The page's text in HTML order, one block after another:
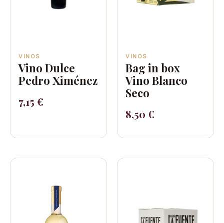
VINOS
Vino Dulce
Pedro Ximénez
7,15 €
VINOS
Bag in box
Vino Blanco
Seco
8,50 €